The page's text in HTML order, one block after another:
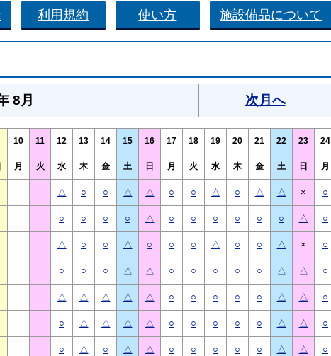
利用規約 使い方 施設備品について
8月 次月へ
10 11 12 13 14 15 16 17 18 19 20 21 22 23 24
月 火 水 木 金 土 日 月 火 水 木 金 土 日 月
△ ○ ○ △ △ ○ ○ △ ○ △ △ × ○
○ ○ ○ ○ △ ○ ○ ○ ○ ○ ○ △ ○
△ ○ ○ △ ○ ○ ○ △ ○ ○ △ × ○
○ ○ ○ △ △ ○ ○ ○ ○ ○ △ △ ○
△ △ △ △ △ ○ ○ ○ ○ ○ △ △ ○
○ △ △ △ △ ○ ○ ○ ○ ○ △ △ ○
○ △ ○ △ △ ○ ○ ○ ○ ○ △ △ ○